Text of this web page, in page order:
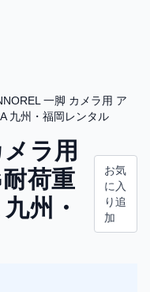
一脚 カメラ用 ア
九州・福岡レンタル
ラ用
荷重
州・
お気
に入
り追
加